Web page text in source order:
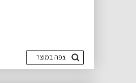
צפה במוצר